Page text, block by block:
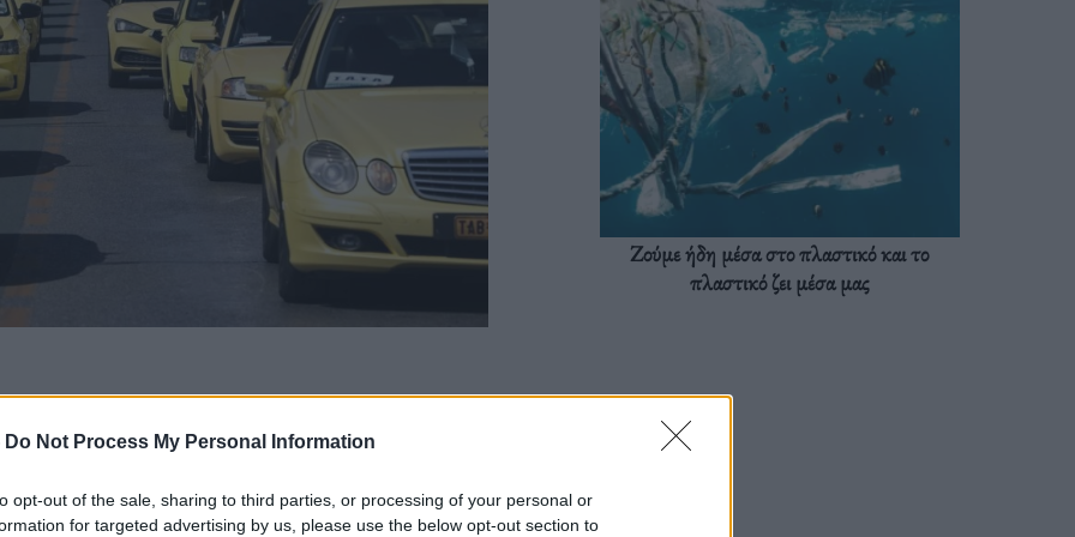
Do Not Process My Personal Information
opt-out of the sale, sharing to third parties, or processing of your personal or
for targeted advertising by us, please use the below opt-out section to
22 Νοεμβρίου λόγω της 24ωρης απεργίας
Ταξί Αττικής(ΣΑΤΑ) αντιδρώντας στο
Ζούμε ήδη μέσα στο πλαστικό και το
πλαστικό ζει μέσα μας